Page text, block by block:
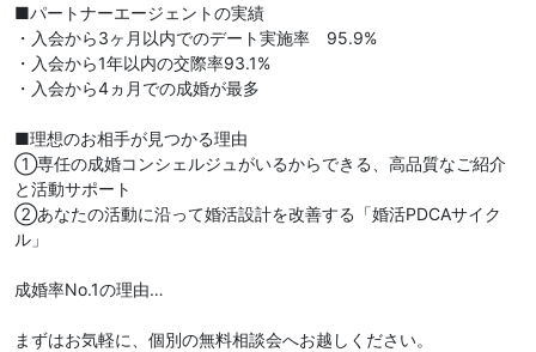
■パートナーエージェントの実績
・入会から3ヶ月以内でのデート実施率 95.9%
・入会から1年以内の交際率93.1%
・入会から4ヵ月での成婚が最多
■理想のお相手が見つかる理由
①専任の成婚コンシェルジュがいるからできる、高品質なご紹介
と活動サポート
②あなたの活動に沿って婚活設計を改善する「婚活PDCAサイク
ル」
成婚率No.1の理由…
まずはお気軽に、個別の無料相談会へお越しください。